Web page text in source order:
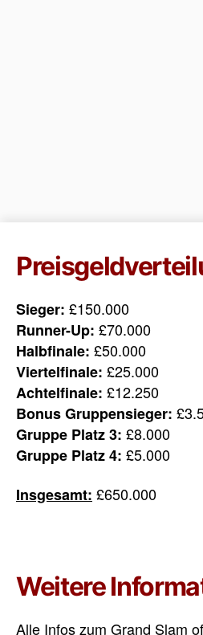
Sieger: £150.000
Runner-Up: £70.000
Halbfinale: £50.000
Viertelfinale: £25.000
Achtelfinale: £12.250
Bonus Gruppensieger:
Gruppe Platz 3: £8.000
Gruppe Platz 4: £5.000
Insgesamt: £650.000
Weitere
Alle Infos zum Grand Slam